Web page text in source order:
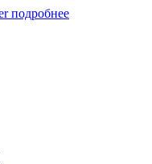
подробнее